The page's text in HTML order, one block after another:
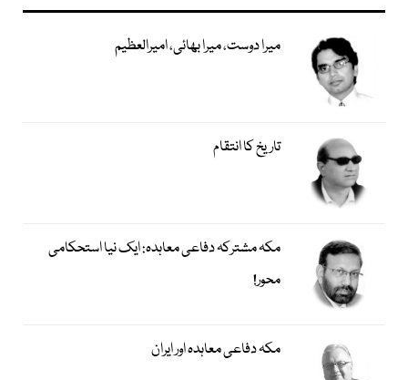
میرا دوست، میرا بھائی، امیرالعظیم
تاریخ کا انتقام
مکہ مشترکہ دفاعی معاہدہ: ایک نیا استحکامی
محور!
مکہ دفاعی معاہدہ اور ایران